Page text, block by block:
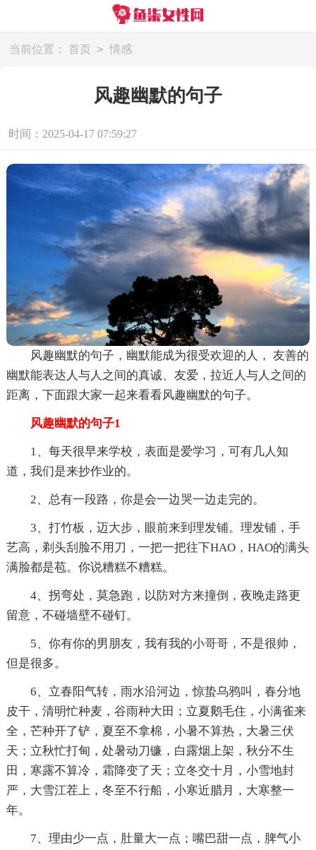
当前位置： 首页 > 情感
风趣幽默的句子
时间：2025-04-17 07:59:27
风趣幽默的句子，幽默能成为很受欢迎的人， 友善的
幽默能表达人与人之间的真诚、友爱，拉近人与人之间的
距离，下面跟大家一起来看看风趣幽默的句子。
风趣幽默的句子1
1、每天很早来学校，表面是爱学习，可有几人知
道，我们是来抄作业的。
2、总有一段路，你是会一边哭一边走完的。
3、打竹板，迈大步，眼前来到理发铺。理发铺，手
艺高，剃头刮脸不用刀，一把一把往下HAO，HAO的满头
满脸都是苞。你说糟糕不糟糕。
4、拐弯处，莫急跑，以防对方来撞倒，夜晚走路更
留意，不碰墙壁不碰钉。
5、你有你的男朋友，我有我的小哥哥，不是很帅，
但是很多。
6、立春阳气转，雨水沿河边，惊蛰乌鸦叫，春分地
皮干，清明忙种麦，谷雨种大田；立夏鹅毛住，小满雀来
全，芒种开了铲，夏至不拿棉，小暑不算热，大暑三伏
天；立秋忙打甸，处暑动刀镰，白露烟上架，秋分不生
田，寒露不算冷，霜降变了天；立冬交十月，小雪地封
严，大雪江茬上，冬至不行船，小寒近腊月，大寒整一
年。
7、理由少一点，肚量大一点；嘴巴甜一点，脾气小